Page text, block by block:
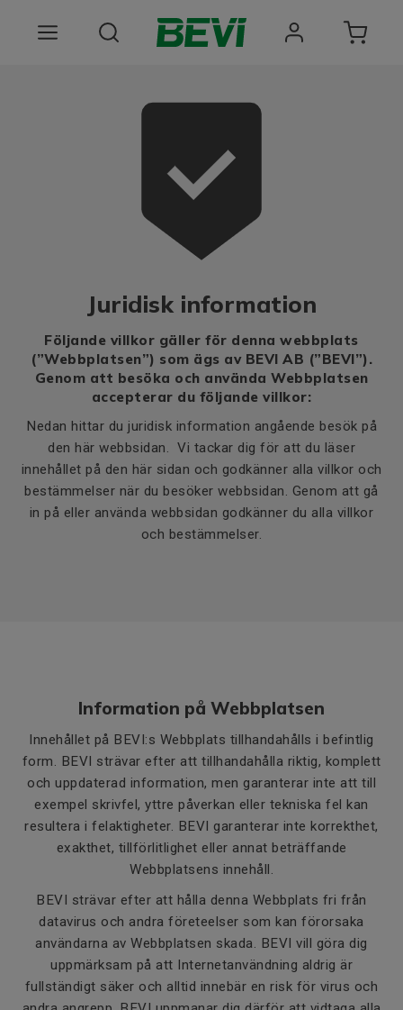
Registrera dig Här
Juridisk information
Följande villkor gäller för denna webbplats
(”Webbplatsen”) som ägs av BEVI AB (”BEVI”).
Genom att besöka och använda Webbplatsen
accepterar du följande villkor:
Nedan hittar du juridisk information angående besök på
den här webbsidan. Vi tackar dig för att du läser
innehållet på den här sidan och godkänner alla villkor och
bestämmelser när du besöker webbsidan. Genom att gå
in på eller använda webbsidan godkänner du alla villkor
och bestämmelser.
Information på Webbplatsen
Innehållet på BEVI:s Webbplats tillhandahålls i befintlig
form. BEVI strävar efter att tillhandahålla riktig, komplett
och uppdaterad information, men garanterar inte att till
exempel skrivfel, yttre påverkan eller tekniska fel kan
resultera i felaktigheter. BEVI garanterar inte korrekthet,
exakthet, tillförlitlighet eller annat beträffande
Webbplatsens innehåll.
BEVI strävar efter att hålla denna Webbplats fri från
datavirus och andra företeelser som kan förorsaka
användarna av Webbplatsen skada. BEVI vill göra dig
uppmärksam på att Internetanvändning aldrig är
fullständigt säker och alltid innebär en risk för virus och